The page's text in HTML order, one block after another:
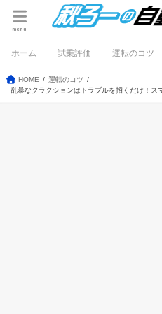
menu
ホーム 試乗評価 運転のコツ
HOME
運転のコツ
乱暴なクラクションはトラブルを招くだけ！ス